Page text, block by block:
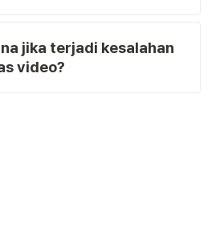
jika terjadi kesalahan
video?